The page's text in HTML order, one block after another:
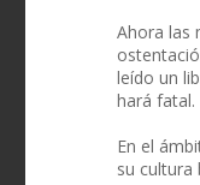
Ahora las
leído un
hará fatal.
En el
su cultura